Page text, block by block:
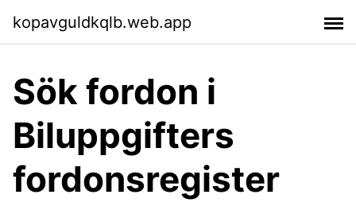
kopavguldkqlb.web.app
Sök fordon i
Biluppgifters
fordonsregister